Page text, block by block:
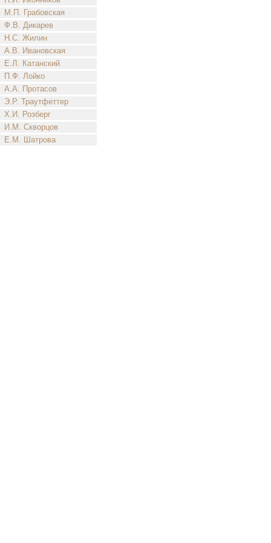
М.П. Грабовская
Ф.В. Дикарев
Н.С. Жилин
А.В. Ивановская
Е.Л. Катанский
П.Ф. Лойко
А.А. Протасов
Э.Р. Траутфеттер
Х.И. Розберг
И.М. Скворцов
Е.М. Шатрова